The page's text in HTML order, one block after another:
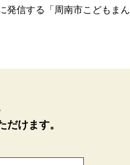
発信する「周南市こどもまん
けます。